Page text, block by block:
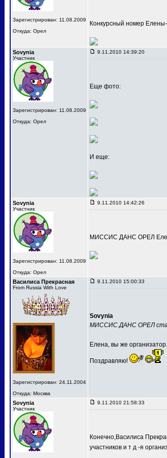
Зарегистрирован: 11.08.2009
Откуда: Орел
Конкурсный номер
Sovynia
Участник
Зарегистрирован: 11.08.2009
Откуда: Орел
9.11.2010 14:39:20
Еще фото:
И еще:
Sovynia
Участник
Зарегистрирован: 11.08.2009
Откуда: Орел
9.11.2010 14:42:26
МИССИС ДАНС ОРЕЛ
Василиса Прекрасная
From Russia With Love
Зарегистрирован: 24.11.2004
Откуда: Москва
9.11.2010 15:00:33
Sovynia
МИССИС ДАНС ОРЕЛ
Елена, вы же организатор.
Поздравляю!
Sovynia
Участник
9.11.2010 21:58:33
Конечно,Василиса
участников и т д -я